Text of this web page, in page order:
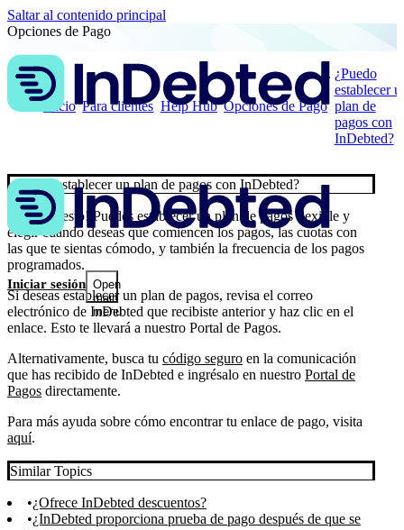
Saltar al contenido principal
Iniciar sesión Open
main
menu
Opciones de Pago
Inicio Para clientes Help Hub Opciones de Pago
¿Puedo
establecer
plan de
pagos con
InDebted?
¿Puedo establecer un plan de pagos con InDebted?
¡Por supuesto! Puedes establecer un plan de pagos flexible y
elegir cuándo deseas que comiencen los pagos, las cuotas con
las que te sientas cómodo, y también la frecuencia de los pagos
programados.
Si deseas establecer un plan de pagos, revisa el correo
electrónico de InDebted que recibiste anterior y haz clic en el
enlace. Esto te llevará a nuestro Portal de Pagos.
Alternativamente, busca tu código seguro en la comunicación
que has recibido de InDebted e ingrésalo en nuestro Portal de
Pagos directamente.
Para más ayuda sobre cómo encontrar tu enlace de pago, visita
aquí.
Similar Topics
¿Ofrece InDebted descuentos?
¿InDebted proporciona prueba de pago después de que se